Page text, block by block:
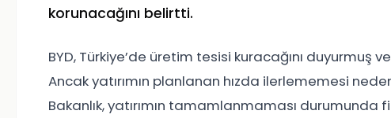
korunacağını belirtti.
BYD, Türkiye’de üretim tesisi kuracağını duyurmuş
Ancak yatırımın planlanan hızda ilerlememesi
Bakanlık, yatırımın tamamlanmaması